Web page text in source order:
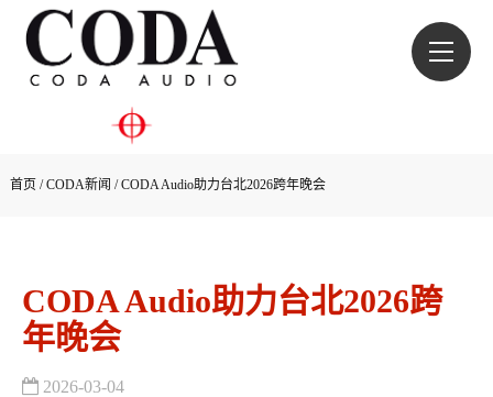
首页 /CODA新闻 /CODA Audio助力台北2026跨年晚会
CODA Audio助力台北2026跨
年晚会
2026-03-04